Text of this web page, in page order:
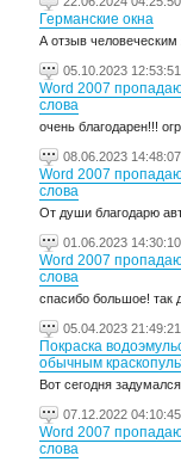
Германские окна
А отзыв человеческим
05.10.2023 12:53:51
Word 2007
слова
очень благодарен!!!
08.06.2023 14:48:07
Word 2007
слова
От души благодарю
01.06.2023 14:30:10
Word 2007
слова
спасибо большое! так
05.04.2023 21:49:21
Покраска
обычным
Вот сегодня
07.12.2022 04:10:45
Word 2007
слова